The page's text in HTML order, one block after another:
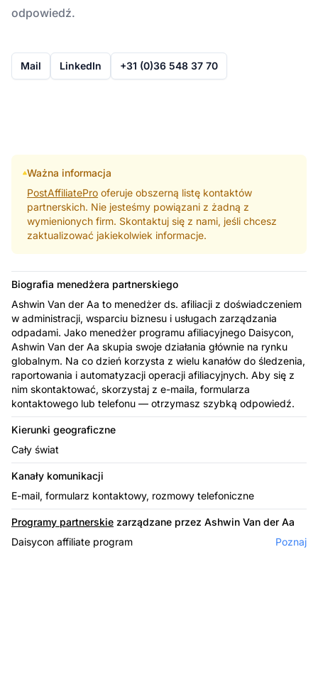
odpowiedź.
Mail LinkedIn +31 (0)36 548 37 70
Ważna informacja
PostAffiliatePro oferuje obszerną listę kontaktów
partnerskich. Nie jesteśmy powiązani z żadną z
wymienionych firm. Skontaktuj się z nami, jeśli chcesz
zaktualizować jakiekolwiek informacje.
Biografia menedżera partnerskiego
Ashwin Van der Aa to menedżer ds. afiliacji z doświadczeniem
w administracji, wsparciu biznesu i usługach zarządzania
odpadami. Jako menedżer programu afiliacyjnego Daisycon,
Ashwin Van der Aa skupia swoje działania głównie na rynku
globalnym. Na co dzień korzysta z wielu kanałów do śledzenia,
raportowania i automatyzacji operacji afiliacyjnych. Aby się z
nim skontaktować, skorzystaj z e-maila, formularza
kontaktowego lub telefonu — otrzymasz szybką odpowiedź.
Kierunki geograficzne
Cały świat
Kanały komunikacji
E-mail, formularz kontaktowy, rozmowy telefoniczne
Programy partnerskie zarządzane przez Ashwin Van der Aa
Daisycon affiliate program
Poznaj